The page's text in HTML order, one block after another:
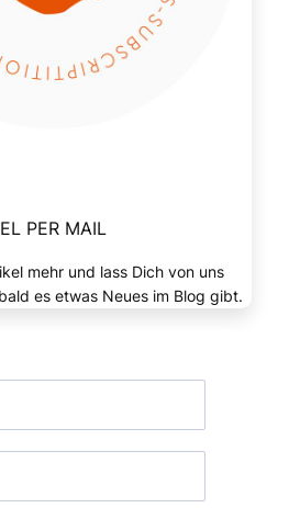
PER MAIL
mehr und lass Dich von uns
es etwas Neues im Blog gibt.